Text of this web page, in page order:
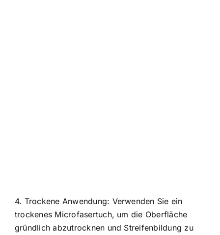
4. Trockene Anwendung: Verwenden Sie ein
trockenes Microfasertuch, um die Oberfläche
gründlich abzutrocknen und Streifenbildung zu